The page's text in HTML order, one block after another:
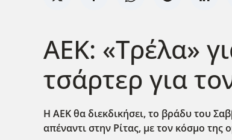
ΑΕΚ: «Τρέλα»
τσάρτερ για
Η ΑΕΚ θα διεκδικήσει, το βράδυ του
απέναντι στην Ρίτας, με τον κόσμο